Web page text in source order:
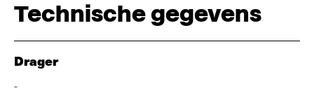
Technische gegevens
Drager
-